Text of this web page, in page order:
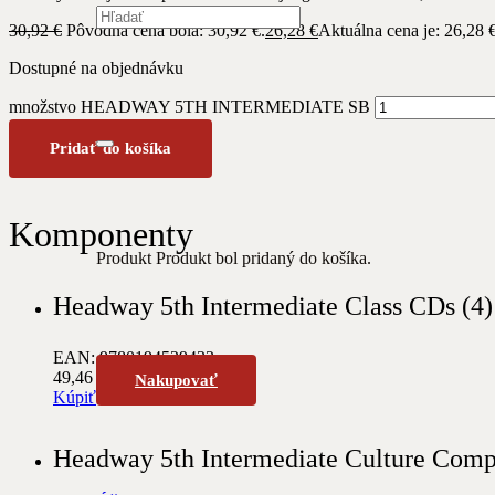
Produkt Produkt bol pridaný do košíka.
Nakupovať
30,92€ Pôvodná cena bola: 30,92 €.26,28 €Aktuálna cena je: 26,28
Dostupné na objednávku
množstvo HEADWAY 5TH INTERMEDIATE SB
Pridať do košíka
Komponenty
Headway 5th Intermediate Class CDs (4)
EAN: 9780194529433
49,46
Kúpiť
Headway 5th Intermediate Culture